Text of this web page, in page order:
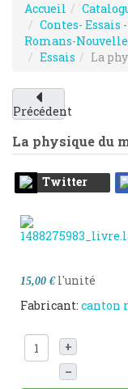
Accueil
Contes- Essais
Romans-
Essais
La
Précédent
La physique du
Twitter
15,00 € l'unité
Fabricant: canton
+
–